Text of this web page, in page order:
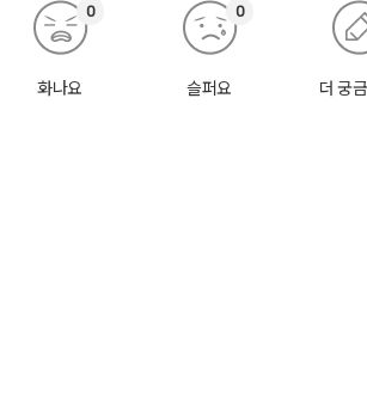
화나요
0
슬퍼요
0
더 궁